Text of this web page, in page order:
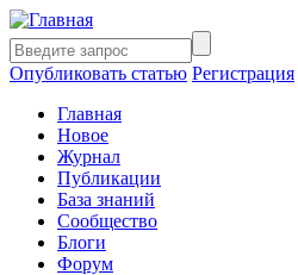
Опубликовать статью Регистрация
Главная
Новое
Журнал
Публикации
База знаний
Сообщество
Блоги
Форум